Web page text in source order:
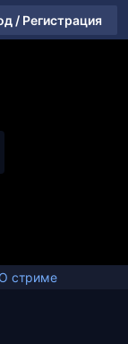
/ Регистрация
О стриме